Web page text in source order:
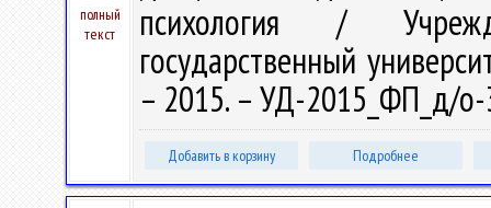
полный
текст
психология /
государственный
– 2015. – УД-2015_ФП_д/
Добавить в корзину Подробнее